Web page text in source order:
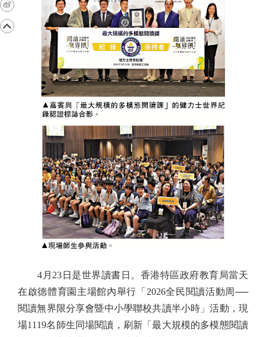
4月23日是世界讀書日。香港特區政府教育局當天
在啟德體育園主場館內舉行「2026全民閱讀活動周──
閱讀無界限分享會暨中小學聯校共讀半小時」活動，現
場1119名師生同場閱讀，刷新「最大規模的多模態閱讀